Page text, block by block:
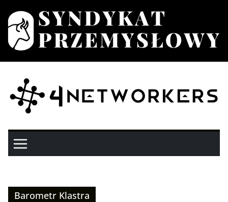
do
treści
Barometr Klastra